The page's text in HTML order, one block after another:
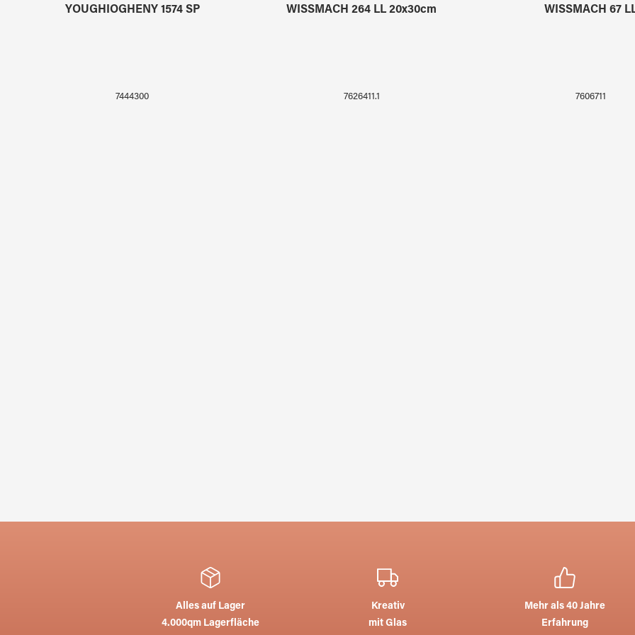
YOUGHIOGHENY 1574 SP
7444300
WISSMACH 264 LL 20x30cm
7626411.1
WISSMACH 67
7606711
Alles auf Lager
4.000qm Lagerfläche
Kreativ
mit Glas
Mehr als 40 Jahre
Erfahrung